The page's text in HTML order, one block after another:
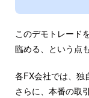
このデモトレード
臨める、という点
各FX会社では、独
さらに、本番の取